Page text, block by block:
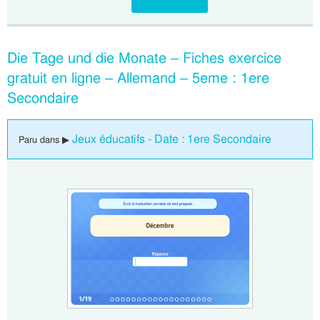
Die Tage und die Monate – Fiches exercice
gratuit en ligne – Allemand – 5eme : 1ere
Secondaire
Paru dans ▶ Jeux éducatifs - Date : 1ere Secondaire